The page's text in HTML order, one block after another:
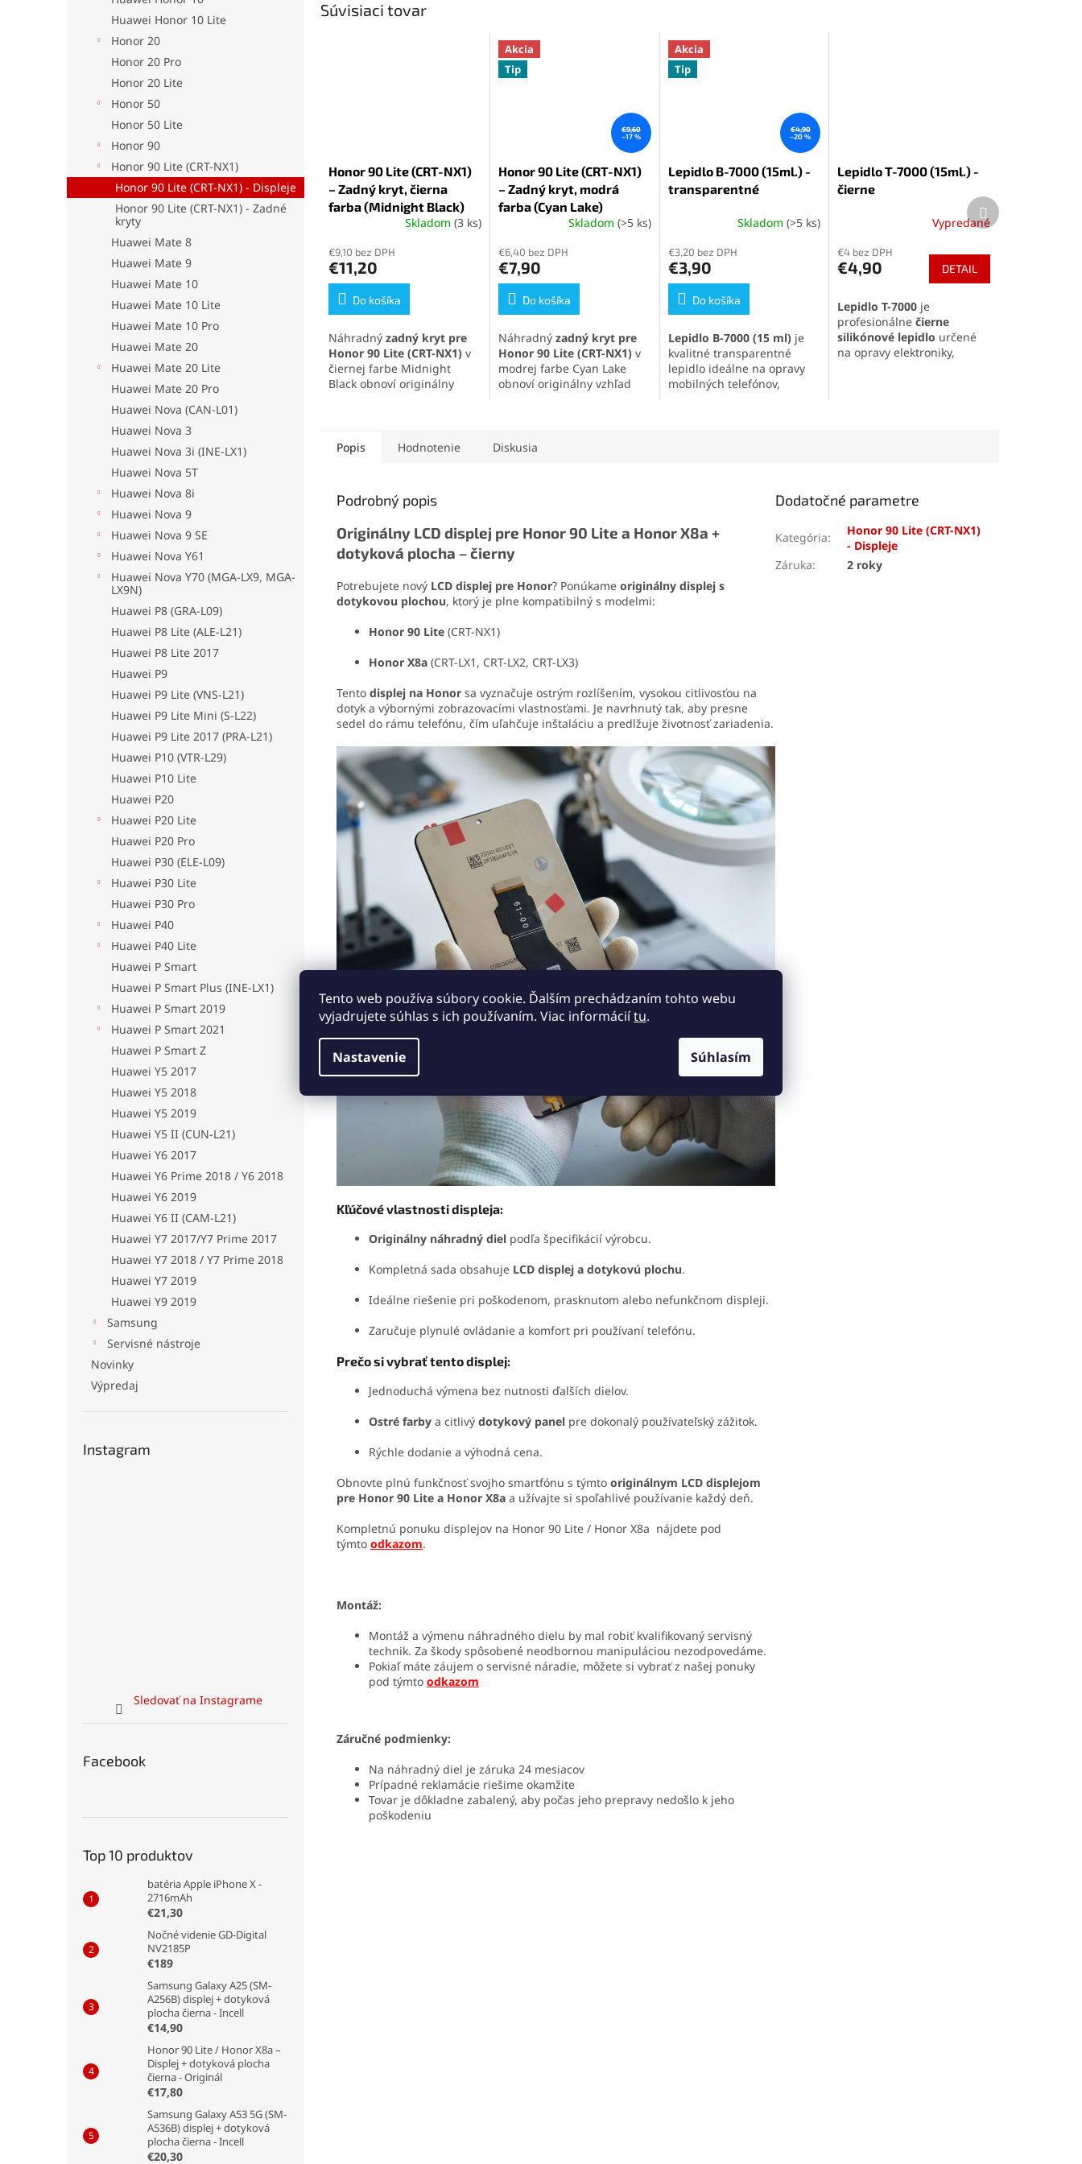
Tento web používa súbory cookie. Ďalším prechádzaním tohto webu
vyjadrujete súhlas s ich používaním. Viac informáciítu.
Nastavenie Súhlasím
Huawei Honor 10 Lite
Honor 20
Honor 20 Pro
Honor 20 Lite
Honor 50
Honor 50 Lite
Honor 90
Honor 90 Lite (CRT-NX1)
Honor 90 Lite (CRT-NX1) - Displeje
Honor 90 Lite (CRT-NX1) - Zadné
kryty
Huawei Mate 8
Huawei Mate 9
Huawei Mate 10
Huawei Mate 10 Lite
Huawei Mate 10 Pro
Huawei Mate 20
Huawei Mate 20 Lite
Huawei Mate 20 Pro
Huawei Nova (CAN-L01)
Huawei Nova 3
Huawei Nova 3i (INE-LX1)
Huawei Nova 5T
Huawei Nova 8i
Huawei Nova 9
Huawei Nova 9 SE
Huawei Nova Y61
Huawei Nova Y70 (MGA-LX9, MGA-
LX9N)
Huawei P8 (GRA-L09)
Huawei P8 Lite (ALE-L21)
Huawei P8 Lite 2017
Huawei P9
Huawei P9 Lite (VNS-L21)
Huawei P9 Lite Mini (S-L22)
Huawei P9 Lite 2017 (PRA-L21)
Huawei P10 (VTR-L29)
Huawei P10 Lite
Huawei P20
Huawei P20 Lite
Huawei P20 Pro
Huawei P30 (ELE-L09)
Huawei P30 Lite
Huawei P30 Pro
Huawei P40
Huawei P40 Lite
Huawei P Smart
Huawei P Smart Plus (INE-LX1)
Huawei P Smart 2019
Huawei P Smart 2021
Huawei P Smart Z
Huawei Y5 2017
Huawei Y5 2018
Huawei Y5 2019
Huawei Y5 II (CUN-L21)
Huawei Y6 2017
Huawei Y6 Prime 2018 / Y6 2018
Huawei Y6 2019
Huawei Y6 II (CAM-L21)
Huawei Y7 2017/Y7 Prime 2017
Huawei Y7 2018 / Y7 Prime 2018
Huawei Y7 2019
Huawei Y9 2019
Samsung
Servisné nástroje
Novinky
Výpredaj
Instagram
Sledovať na Instagrame
Facebook
Top 10 produktov
batéria Apple iPhone X -
2716mAh
€21,30
Nočné videnie GD-Digital
NV2185P
€189
Samsung Galaxy A25 (SM-
A256B) displej + dotyková
plocha čierna - Incell
€14,90
Honor 90 Lite / Honor X8a –
Displej + dotyková plocha
čierna - Originál
€17,80
Samsung Galaxy A53 5G (SM-
A536B) displej + dotyková
plocha čierna - Incell
€20,30
Súvisiaci tovar
Honor 90 Lite (CRT-NX1)
– Zadný kryt, čierna
farba (Midnight Black)
Skladom (3 ks)
€9,10 bez DPH
€11,20
Do košíka
Náhradný zadný kryt pre
Honor 90 Lite (CRT-NX1) v
čiernej farbe Midnight
Black obnoví originálny
materiálov zhodných s
Akcia
Tip
€9,60
–17 %
Honor 90 Lite (CRT-NX1)
– Zadný kryt, modrá
farba (Cyan Lake)
Skladom (>5 ks)
€6,40 bez DPH
€7,90
Do košíka
Náhradný zadný kryt pre
Honor 90 Lite (CRT-NX1)v
modrej farbe Cyan Lake
obnoví originálny vzhľad
materiálov zhodných s
Akcia
Tip
€4,90
–20 %
Lepidlo B-7000 (15ml.) -
transparentné
produktu
je
5,0
5
hviezdičiek.
Skladom(>5 ks)
€3,20 bez DPH
€3,90
Do košíka
Lepidlo B-7000 (15 ml)je
kvalitné transparentné
lepidlo ideálne na opravy
mobilných telefónov,
Lepidlo T-7000 (15ml.) -
čierne
produktu
je
z
5
hviezdičiek.
Vypredané
€4 bez DPH
€4,90 DETAIL
Lepidlo T-7000 je
profesionálnečierne
silikónové lepidlo určené
na opravy elektroniky,
Ďalší
produkt
Popis Hodnotenie Diskusia
Podrobný popis
Originálny LCD displej pre Honor 90 Lite a Honor X8a +
dotyková plocha – čierny
Potrebujete nový LCD displej pre Honor? Ponúkame originálny displej s
dotykovou plochou, ktorý je plne kompatibilný s modelmi:
Honor 90 Lite (CRT-NX1)
Honor X8a (CRT-LX1, CRT-LX2, CRT-LX3)
Tento displej na Honor sa vyznačuje ostrým rozlíšením, vysokou citlivosťou na
dotyk a výbornými zobrazovacími vlastnosťami. Je navrhnutý tak, aby presne
sedel do rámu telefónu, čím uľahčuje inštaláciu a predlžuje životnosť zariadenia.
Kľúčové vlastnosti displeja:
Originálny náhradný diel podľa špecifikácií výrobcu.
Kompletná sada obsahuje LCD displej a dotykovú plochu.
Ideálne riešenie pri poškodenom, prasknutom alebo nefunkčnom displeji.
Zaručuje plynulé ovládanie a komfort pri používaní telefónu.
Prečo si vybrať tento displej:
Jednoduchá výmena bez nutnosti ďalších dielov.
Ostré farby a citlivý dotykový panel pre dokonalý používateľský zážitok.
Rýchle dodanie a výhodná cena.
Obnovte plnú funkčnosť svojho smartfónu s týmto originálnym LCD displejom
pre Honor 90 Lite a Honor X8a a užívajte si spoľahlivé používanie každý deň.
Kompletnú ponuku displejov na Honor 90 Lite / Honor X8a nájdete pod
týmto odkazom.
Montáž:
Montáž a výmenu náhradného dielu by mal robiť kvalifikovaný servisný
technik. Za škody spôsobené neodbornou manipuláciou nezodpovedáme.
Pokiaľ máte záujem o servisné náradie, môžete si vybrať z našej ponuky
pod týmto odkazom
Záručné podmienky:
Na náhradný diel je záruka 24 mesiacov
Prípadné reklamácie riešime okamžite
Tovar je dôkladne zabalený, aby počas jeho prepravy nedošlo k jeho
poškodeniu
Dodatočné parametre
Kategória:
Honor 90 Lite (CRT-NX1)
- Displeje
Záruka: 2 roky